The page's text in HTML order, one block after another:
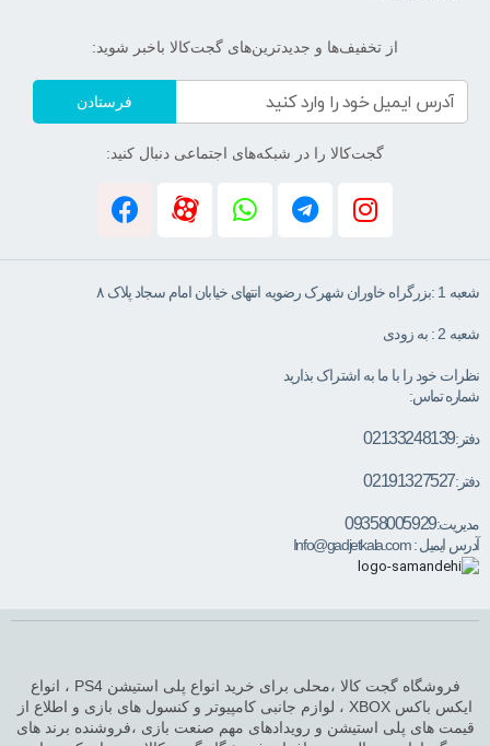
از تخفیف‌ها و جدیدترین‌های گجت‌کالا باخبر شوید:
فرستادن
گجت‌کالا را در شبکه‌های اجتماعی دنبال کنید:
شعبه 1 :بزرگراه خاوران شهرک رضویه انتهای خیابان امام سجاد پلاک ۸
شعبه 2 : به زودی
نظرات خود را با ما به اشتراک بذارید
شماره تماس:
دفتر:02133248139
دفتر:02191327527
مدیریت:09358005929
آدرس ایمیل :Info@gadjetkala.com
فروشگاه گجت کالا ،محلی برای خرید انواع پلی استیشن PS4 ، انواع
ایکس باکس XBOX ، لوازم جانبی کامپیوتر و کنسول های بازی و اطلاع از
قیمت های پلی استیشن و رویدادهای مهم صنعت بازی ،فروشنده برند های